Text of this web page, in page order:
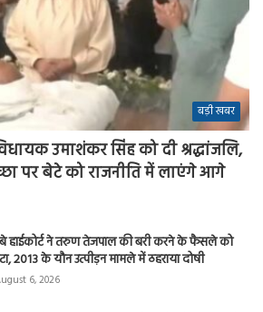
बड़ी खबर
उमाशंकर सिंह को दी श्रद्धांजलि,
पर बेटे को राजनीति में लाएंगे आगे
हाईकोर्ट ने तरुण तेजपाल की बरी करने के फैसले को
2013 के यौन उत्पीड़न मामले में ठहराया दोषी
6, 2026